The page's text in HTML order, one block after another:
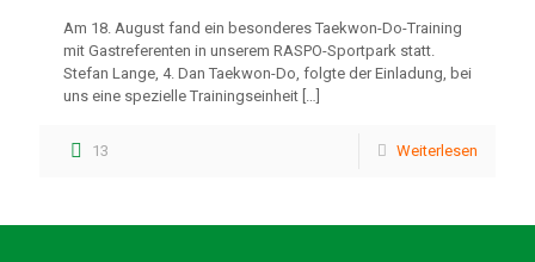
Am 18. August fand ein besonderes Taekwon-Do-Training
mit Gastreferenten in unserem RASPO-Sportpark statt.
Stefan Lange, 4. Dan Taekwon-Do, folgte der Einladung, bei
uns eine spezielle Trainingseinheit […]
13 Weiterlesen